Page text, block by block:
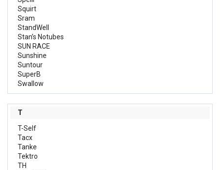
Squirt
Sram
StandWell
Stan’s Notubes
SUN RACE
Sunshine
Suntour
SuperB
Swallow
T
T-Self
Tacx
Tanke
Tektro
TH